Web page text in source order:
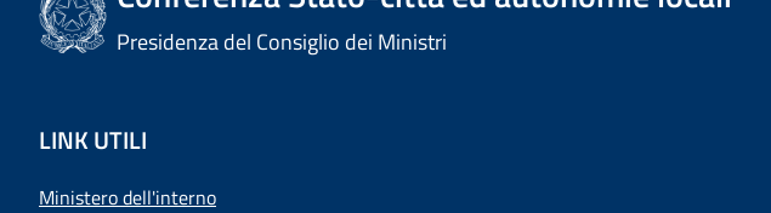
Presidenza del Consiglio dei Ministri
LINK UTILI
Ministero dell'interno